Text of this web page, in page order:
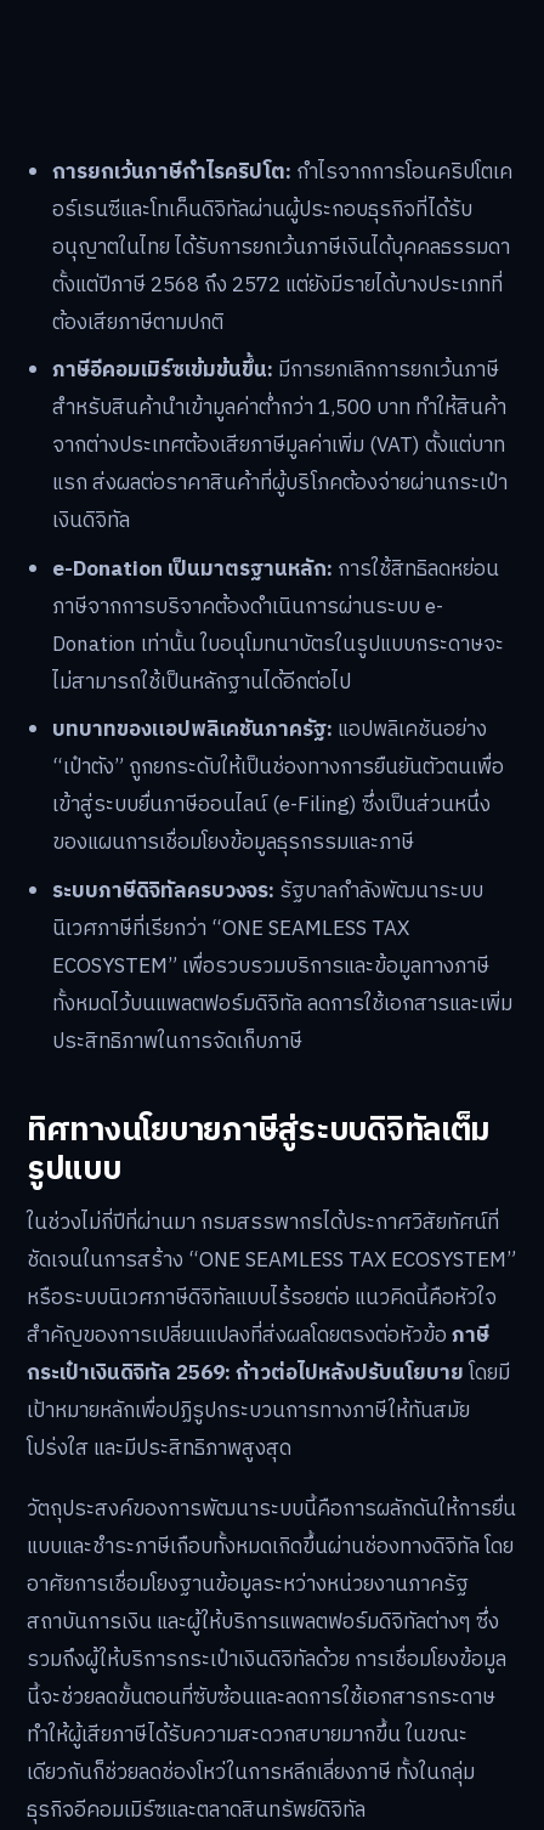
การยกเว้นภาษีกำไรคริปโต: กำไรจากการโอนคริปโตเค
อร์เรนซีและโทเค็นดิจิทัลผ่านผู้ประกอบธุรกิจที่ได้รับ
อนุญาตในไทย ได้รับการยกเว้นภาษีเงินได้บุคคลธรรมดา
ตั้งแต่ปีภาษี 2568 ถึง 2572 แต่ยังมีรายได้บางประเภทที่
ต้องเสียภาษีตามปกติ
ภาษีอีคอมเมิร์ซเข้มข้นขึ้น: มีการยกเลิกการยกเว้นภาษี
สำหรับสินค้านำเข้ามูลค่าต่ำกว่า 1,500 บาท ทำให้สินค้า
จากต่างประเทศต้องเสียภาษีมูลค่าเพิ่ม (VAT) ตั้งแต่บาท
แรก ส่งผลต่อราคาสินค้าที่ผู้บริโภคต้องจ่ายผ่านกระเป๋า
เงินดิจิทัล
e-Donation เป็นมาตรฐานหลัก: การใช้สิทธิลดหย่อน
ภาษีจากการบริจาคต้องดำเนินการผ่านระบบ e-
Donation เท่านั้น ใบอนุโมทนาบัตรในรูปแบบกระดาษจะ
ไม่สามารถใช้เป็นหลักฐานได้อีกต่อไป
บทบาทของแอปพลิเคชันภาครัฐ: แอปพลิเคชันอย่าง
“เป๋าตัง” ถูกยกระดับให้เป็นช่องทางการยืนยันตัวตนเพื่อ
เข้าสู่ระบบยื่นภาษีออนไลน์ (e-Filing) ซึ่งเป็นส่วนหนึ่ง
ของแผนการเชื่อมโยงข้อมูลธุรกรรมและภาษี
ระบบภาษีดิจิทัลครบวงจร: รัฐบาลกำลังพัฒนาระบบ
นิเวศภาษีที่เรียกว่า “ONE SEAMLESS TAX
ECOSYSTEM” เพื่อรวบรวมบริการและข้อมูลทางภาษี
ทั้งหมดไว้บนแพลตฟอร์มดิจิทัล ลดการใช้เอกสารและเพิ่ม
ประสิทธิภาพในการจัดเก็บภาษี
ทิศทางนโยบายภาษีสู่ระบบดิจิทัลเต็ม
รูปแบบ
ในช่วงไม่กี่ปีที่ผ่านมา กรมสรรพากรได้ประกาศวิสัยทัศน์ที่
ชัดเจนในการสร้าง “ONE SEAMLESS TAX ECOSYSTEM”
หรือระบบนิเวศภาษีดิจิทัลแบบไร้รอยต่อ แนวคิดนี้คือหัวใจ
สำคัญของการเปลี่ยนแปลงที่ส่งผลโดยตรงต่อหัวข้อภาษี
กระเป๋าเงินดิจิทัล 2569: ก้าวต่อไปหลังปรับนโยบายโดยมี
เป้าหมายหลักเพื่อปฏิรูปกระบวนการทางภาษีให้ทันสมัย
โปร่งใส และมีประสิทธิภาพสูงสุด
วัตถุประสงค์ของการพัฒนาระบบนี้คือการผลักดันให้การยื่น
แบบและชำระภาษีเกือบทั้งหมดเกิดขึ้นผ่านช่องทางดิจิทัล โดย
อาศัยการเชื่อมโยงฐานข้อมูลระหว่างหน่วยงานภาครัฐ
สถาบันการเงิน และผู้ให้บริการแพลตฟอร์มดิจิทัลต่างๆ ซึ่ง
รวมถึงผู้ให้บริการกระเป๋าเงินดิจิทัลด้วย การเชื่อมโยงข้อมูล
นี้จะช่วยลดขั้นตอนที่ซับซ้อนและลดการใช้เอกสารกระดาษ
ทำให้ผู้เสียภาษีได้รับความสะดวกสบายมากขึ้น ในขณะ
เดียวกันก็ช่วยลดช่องโหว่ในการหลีกเลี่ยงภาษี ทั้งในกลุ่ม
ธุรกิจอีคอมเมิร์ซและตลาดสินทรัพย์ดิจิทัล